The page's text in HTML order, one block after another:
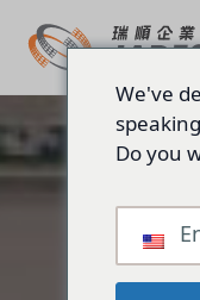
We've
Do you